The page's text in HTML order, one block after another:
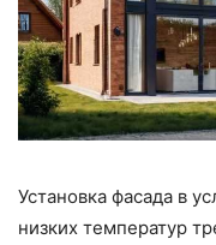
Установка фасада в
низких температур